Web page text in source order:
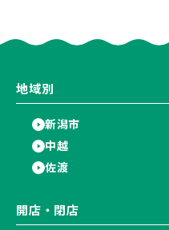
地域別
新潟市
中越
佐渡
開店・閉店